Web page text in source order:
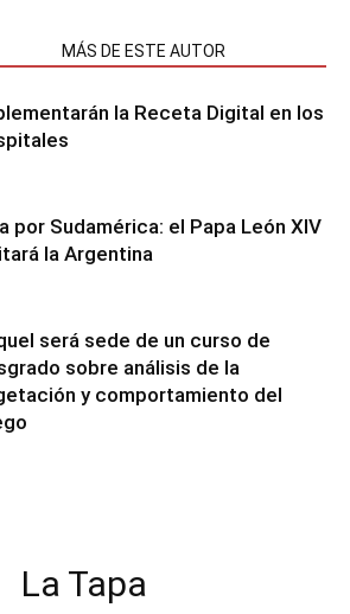
MÁS DE ESTE AUTOR
la Receta Digital en los
por Sudamérica: el Papa León XIV
la Argentina
será sede de un curso de
sobre análisis de la
y comportamiento del
La Tapa